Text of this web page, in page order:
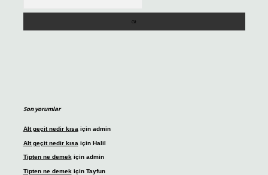
Son yorumlar
Alt geçit nedir kısa için admin
Alt geçit nedir kısa için Halil
Tipten ne demekiçin admin
Tipten ne demek için Tayfun